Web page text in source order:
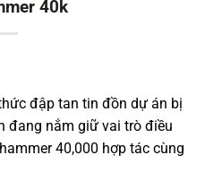
40k
đập tan tin đồn dự án bị
đang nắm giữ vai trò điều
40,000 hợp tác cùng